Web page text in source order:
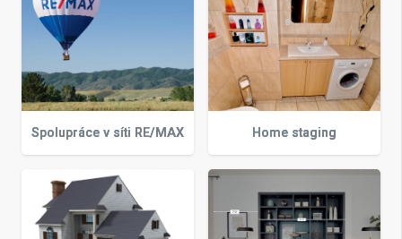
Spolupráce v síti RE/MAX Home staging